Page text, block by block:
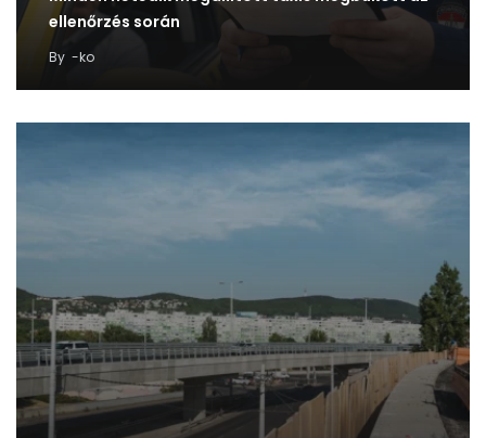
ellenőrzés során
By -ko